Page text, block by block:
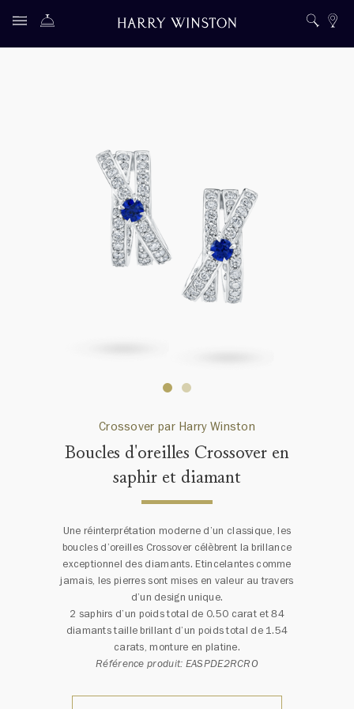
Crossover par Harry Winston
Boucles d'oreilles Crossover en
saphir et diamant
Une réinterprétation moderne d’un classique, les
boucles d’oreilles Crossover célèbrent la brillance
exceptionnel des diamants. Etincelantes comme
jamais, les pierres sont mises en valeur au travers
d’un design unique.
2 saphirs d’un poids total de 0.50 carat et 84
diamants taille brillant d’un poids total de 1.54
carats, monture en platine.
Référence produit: EASPDE2RCRO